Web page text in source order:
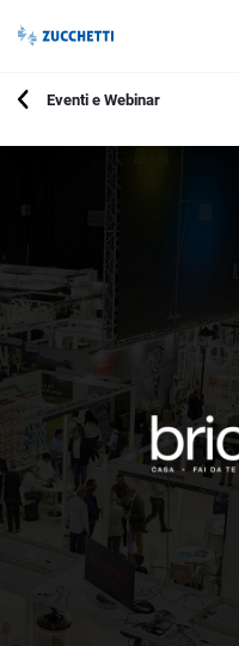
Eventi e Webinar